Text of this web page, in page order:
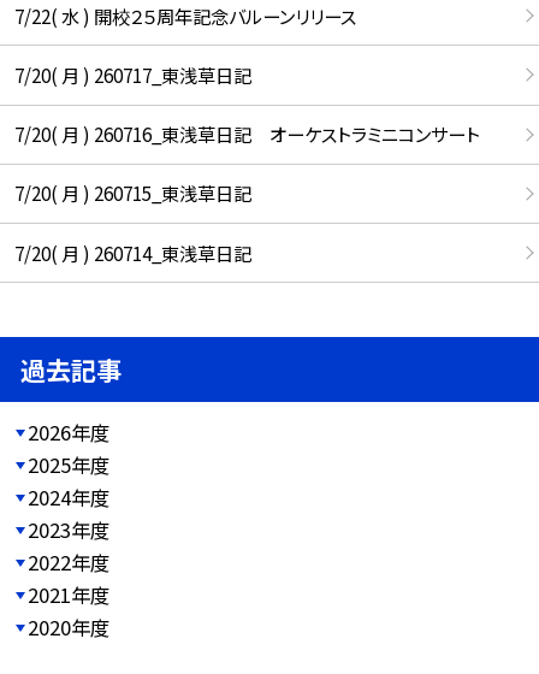
7/22( 水 ) 開校２５周年記念バルーンリリース
7/20( 月 ) 260717_東浅草日記
7/20( 月 ) 260716_東浅草日記 オーケストラミニコンサート
7/20( 月 ) 260715_東浅草日記
7/20( 月 ) 260714_東浅草日記
過去記事
2026年度
2025年度
2024年度
2023年度
2022年度
2021年度
2020年度